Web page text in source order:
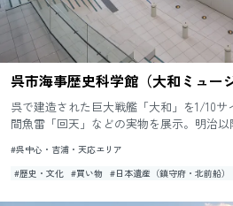
呉市海事歴史科学館（大和ミュー
呉で建造された巨大戦艦「大和」を1/10
間魚雷「回天」などの実物を展示。明治
#呉中心・吉浦・天応エリア
#歴史・文化 #買い物 #日本遺産（鎮守府・北前船）